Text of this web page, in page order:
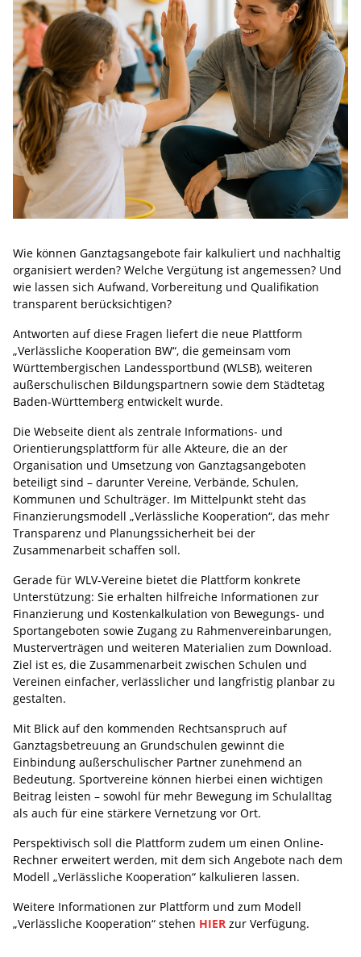
Wie können Ganztagsangebote fair kalkuliert und nachhaltig
organisiert werden? Welche Vergütung ist angemessen? Und
wie lassen sich Aufwand, Vorbereitung und Qualifikation
transparent berücksichtigen?
Antworten auf diese Fragen liefert die neue Plattform
„Verlässliche Kooperation BW“, die gemeinsam vom
Württembergischen Landessportbund (WLSB), weiteren
außerschulischen Bildungspartnern sowie dem Städtetag
Baden-Württemberg entwickelt wurde.
Die Webseite dient als zentrale Informations- und
Orientierungsplattform für alle Akteure, die an der
Organisation und Umsetzung von Ganztagsangeboten
beteiligt sind – darunter Vereine, Verbände, Schulen,
Kommunen und Schulträger. Im Mittelpunkt steht das
Finanzierungsmodell „Verlässliche Kooperation“, das mehr
Transparenz und Planungssicherheit bei der
Zusammenarbeit schaffen soll.
Gerade für WLV-Vereine bietet die Plattform konkrete
Unterstützung: Sie erhalten hilfreiche Informationen zur
Finanzierung und Kostenkalkulation von Bewegungs- und
Sportangeboten sowie Zugang zu Rahmenvereinbarungen,
Musterverträgen und weiteren Materialien zum Download.
Ziel ist es, die Zusammenarbeit zwischen Schulen und
Vereinen einfacher, verlässlicher und langfristig planbar zu
gestalten.
Mit Blick auf den kommenden Rechtsanspruch auf
Ganztagsbetreuung an Grundschulen gewinnt die
Einbindung außerschulischer Partner zunehmend an
Bedeutung. Sportvereine können hierbei einen wichtigen
Beitrag leisten – sowohl für mehr Bewegung im Schulalltag
als auch für eine stärkere Vernetzung vor Ort.
Perspektivisch soll die Plattform zudem um einen Online-
Rechner erweitert werden, mit dem sich Angebote nach dem
Modell „Verlässliche Kooperation“ kalkulieren lassen.
Weitere Informationen zur Plattform und zum Modell
„Verlässliche Kooperation“ stehen HIER zur Verfügung.